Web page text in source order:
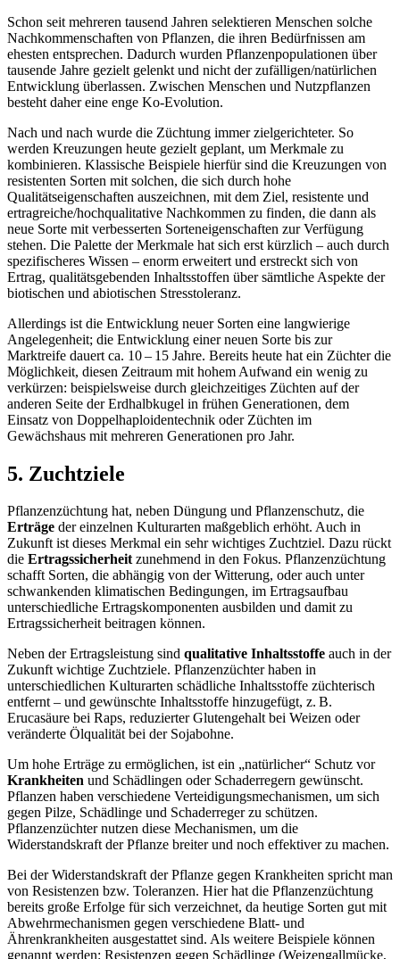
Schon seit mehreren tausend Jahren selektieren Menschen solche
Nachkommenschaften von Pflanzen, die ihren Bedürfnissen am
ehesten entsprechen. Dadurch wurden Pflanzenpopulationen über
tausende Jahre gezielt gelenkt und nicht der zufälligen/natürlichen
Entwicklung überlassen. Zwischen Menschen und Nutzpflanzen
besteht daher eine enge Ko-Evolution.
Nach und nach wurde die Züchtung immer zielgerichteter. So
werden Kreuzungen heute gezielt geplant, um Merkmale zu
kombinieren. Klassische Beispiele hierfür sind die Kreuzungen von
resistenten Sorten mit solchen, die sich durch hohe
Qualitätseigenschaften auszeichnen, mit dem Ziel, resistente und
ertragreiche/hochqualitative Nachkommen zu finden, die dann als
neue Sorte mit verbesserten Sorteneigenschaften zur Verfügung
stehen. Die Palette der Merkmale hat sich erst kürzlich – auch durch
spezifischeres Wissen – enorm erweitert und erstreckt sich von
Ertrag, qualitätsgebenden Inhaltsstoffen über sämtliche Aspekte der
biotischen und abiotischen Stresstoleranz.
Allerdings ist die Entwicklung neuer Sorten eine langwierige
Angelegenheit; die Entwicklung einer neuen Sorte bis zur
Marktreife dauert ca. 10 – 15 Jahre. Bereits heute hat ein Züchter die
Möglichkeit, diesen Zeitraum mit hohem Aufwand ein wenig zu
verkürzen: beispielsweise durch gleichzeitiges Züchten auf der
anderen Seite der Erdhalbkugel in frühen Generationen, dem
Einsatz von Doppelhaploidentechnik oder Züchten im
Gewächshaus mit mehreren Generationen pro Jahr.
5. Zuchtziele
Pflanzenzüchtung hat, neben Düngung und Pflanzenschutz, die
Erträge der einzelnen Kulturarten maßgeblich erhöht. Auch in
Zukunft ist dieses Merkmal ein sehr wichtiges Zuchtziel. Dazu rückt
die Ertragssicherheitzunehmend in den Fokus. Pflanzenzüchtung
schafft Sorten, die abhängig von der Witterung, oder auch unter
schwankenden klimatischen Bedingungen, im Ertragsaufbau
unterschiedliche Ertragskomponenten ausbilden und damit zu
Ertragssicherheit beitragen können.
Neben der Ertragsleistung sind qualitative Inhaltsstoffe auch in der
Zukunft wichtige Zuchtziele. Pflanzenzüchter haben in
unterschiedlichen Kulturarten schädliche Inhaltsstoffe züchterisch
entfernt – und gewünschte Inhaltsstoffe hinzugefügt, z. B.
Erucasäure bei Raps, reduzierter Glutengehalt bei Weizen oder
veränderte Ölqualität bei der Sojabohne.
Um hohe Erträge zu ermöglichen, ist ein „natürlicher“ Schutz vor
Krankheiten und Schädlingen oder Schaderregern gewünscht.
Pflanzen haben verschiedene Verteidigungsmechanismen, um sich
gegen Pilze, Schädlinge und Schaderreger zu schützen.
Pflanzenzüchter nutzen diese Mechanismen, um die
Widerstandskraft der Pflanze breiter und noch effektiver zu machen.
Bei der Widerstandskraft der Pflanze gegen Krankheiten spricht man
von Resistenzen bzw. Toleranzen. Hier hat die Pflanzenzüchtung
bereits große Erfolge für sich verzeichnet, da heutige Sorten gut mit
Abwehrmechanismen gegen verschiedene Blatt- und
Ährenkrankheiten ausgestattet sind. Als weitere Beispiele können
genannt werden: Resistenzen gegen Schädlinge (Weizengallmücke,